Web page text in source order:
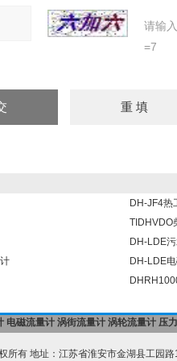
请输
=7
DH-JF4热
TIDHVDO
DH-LDE
DH-LDE
电磁流量计 涡街流量计 涡轮流量计 压
所有 地址：江苏省淮安市金湖县工园路